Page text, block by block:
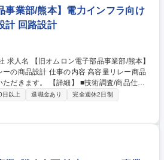
電子部品事業部/岡山】電源モジュール設計
事業部/熊本】電力インフラ向け
計 回路設計
】
内容 高容量リレー商品
】 ■技術調査/商品仕様
との連携） ■構想設計/詳細設計/設計検証 ■量
術的な課題解決 ■国内外の顧客訪問を行い
品事業部/
量リレーの商品設計
日以上 退職金あり
完全週休2日制